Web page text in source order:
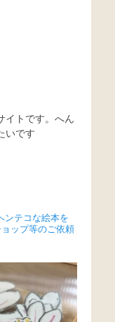
イトです。へん
いです
テコな絵本を
ップ等のご依頼